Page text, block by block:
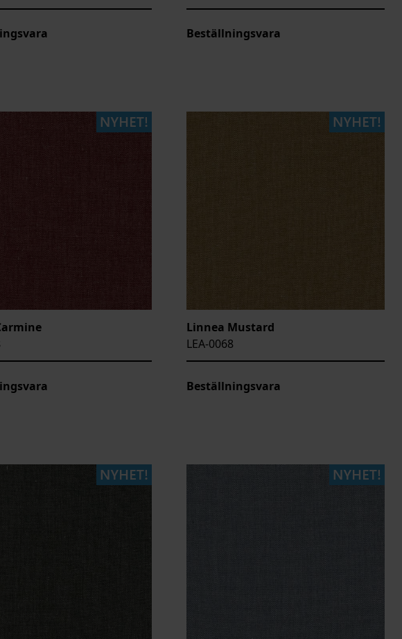
Beställningsvara
Linnea Mustard
LEA-0068
Beställningsvara